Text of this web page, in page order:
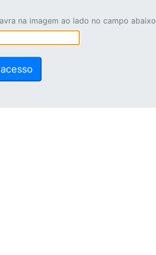
na imagem ao lado no campo abaixo